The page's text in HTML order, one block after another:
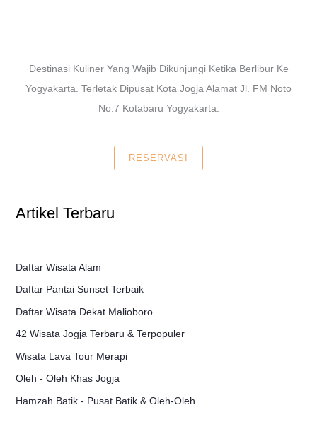
Destinasi Kuliner Yang Wajib Dikunjungi Ketika Berlibur Ke
Yogyakarta. Terletak Dipusat Kota Jogja Alamat Jl. FM Noto
No.7 Kotabaru Yogyakarta.
RESERVASI
Artikel Terbaru
Daftar Wisata Alam
Daftar Pantai Sunset Terbaik
Daftar Wisata Dekat Malioboro
42 Wisata Jogja Terbaru & Terpopuler
Wisata Lava Tour Merapi
Oleh - Oleh Khas Jogja
Hamzah Batik - Pusat Batik & Oleh-Oleh